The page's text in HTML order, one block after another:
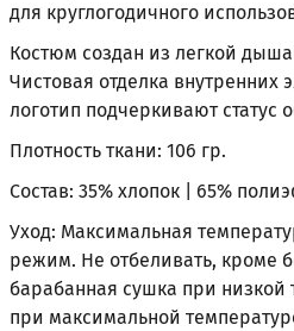
для круглогодичного
Костюм создан из легкой
Чистовая отделка
логотип подчеркивают статус
Плотность ткани: 106 гр.
Состав: 35% хлопок | 65%
Уход: Максимальная
режим. Не отбеливать, кроме
барабанная сушка при низкой
при максимальной